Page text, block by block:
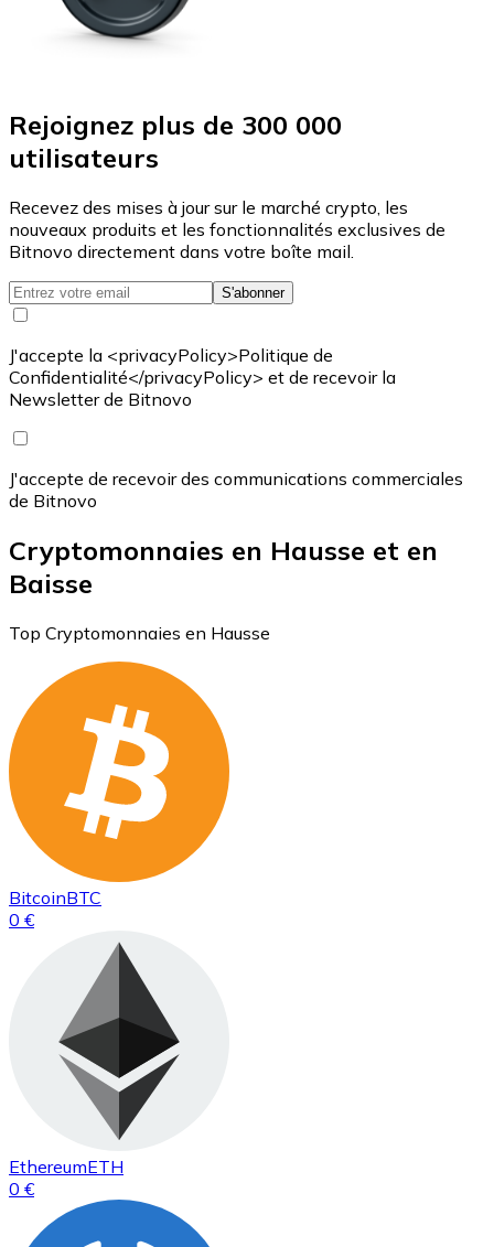
Rejoignez plus de 300 000
utilisateurs
Recevez des mises à jour sur le marché crypto, les
nouveaux produits et les fonctionnalités exclusives de
Bitnovo directement dans votre boîte mail.
S'abonner
J'accepte la <privacyPolicy>Politique de
Confidentialité</privacyPolicy> et de recevoir la
Newsletter de Bitnovo
J'accepte de recevoir des communications commerciales
de Bitnovo
Cryptomonnaies en Hausse et en
Baisse
Top Cryptomonnaies en Hausse
BitcoinBTC
0 €
EthereumETH
0 €